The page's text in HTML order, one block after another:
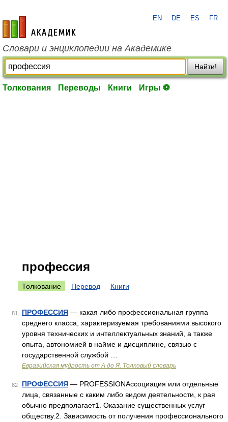
academic.ru
EN DE ES FR
Словари и энциклопедии на Академике
Найти!
Толкования Переводы Книги Игры ⚽
профессия
Толкование Перевод Книги
81 ПРОФЕССИЯ — какая либо профессиональная группа
среднего класса, характеризуемая требованиями высокого
уровня технических и интеллектуальных знаний, а также
опыта, автономией в найме и дисциплине, связью с
государственной службой …
Евразийская мудрость от А до Я. Толковый словарь
82 ПРОФЕССИЯ — PROFESSIONАссоциация или отдельные
лица, связанные с каким либо видом деятельности, к рая
обычно предполагает1. Оказание существенных услуг
обществу.2. Зависимость от получения профессионального